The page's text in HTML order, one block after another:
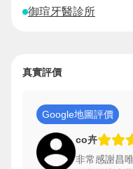
御瑄牙醫診所
真實評價
Google地圖評價
co卉
非常感謝昌